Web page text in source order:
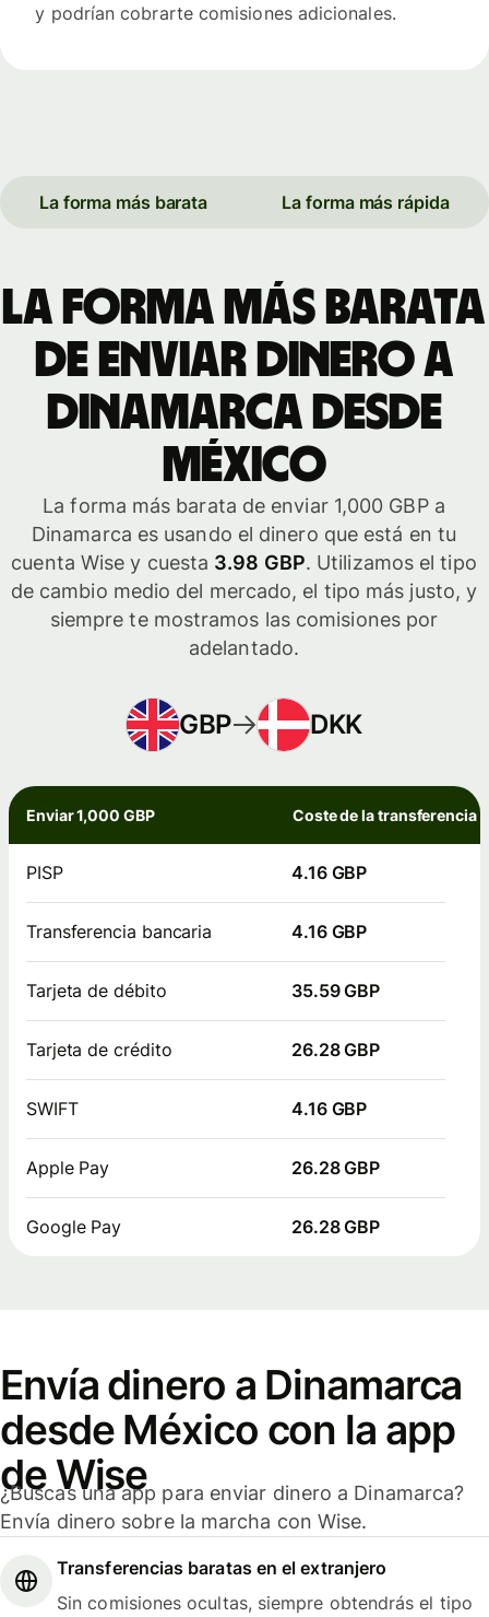
y podrían cobrarte comisiones adicionales.
La forma más barata La forma más rápida
La forma más barata
de enviar dinero a
Dinamarca desde
México
La forma más barata de enviar 1,000 GBP a
Dinamarca es usando el dinero que está en tu
cuenta Wise y cuesta 3.98 GBP. Utilizamos el tipo
de cambio medio del mercado, el tipo más justo, y
siempre te mostramos las comisiones por
adelantado.
GBP DKK
Enviar 1,000 GBP Coste de la transferencia
PISP 4.16 GBP
Transferencia bancaria 4.16 GBP
Tarjeta de débito 35.59 GBP
Tarjeta de crédito 26.28 GBP
SWIFT 4.16 GBP
Apple Pay 26.28 GBP
Google Pay 26.28 GBP
Envía dinero a Dinamarca
desde México con la app
de Wise
¿Buscas una app para enviar dinero a Dinamarca?
Envía dinero sobre la marcha con Wise.
Transferencias baratas en el extranjero
Sin comisiones ocultas, siempre obtendrás el tipo